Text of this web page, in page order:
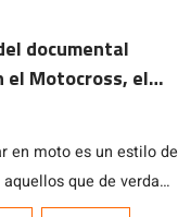
documental
el Motocross, el
en moto es un estilo de
que de verdad
lo viven con una